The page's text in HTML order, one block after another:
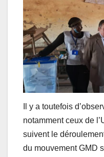
Il y a toutefois
notamment ceux de
suivent le
du mouvement GMD